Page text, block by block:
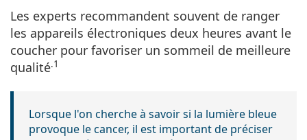
Les experts recommandent souvent de ranger
les appareils électroniques deux heures avant le
coucher pour favoriser un sommeil de meilleure
qualité.1
Lorsque l'on cherche à savoir si la lumière bleue
provoque le cancer, il est important de préciser